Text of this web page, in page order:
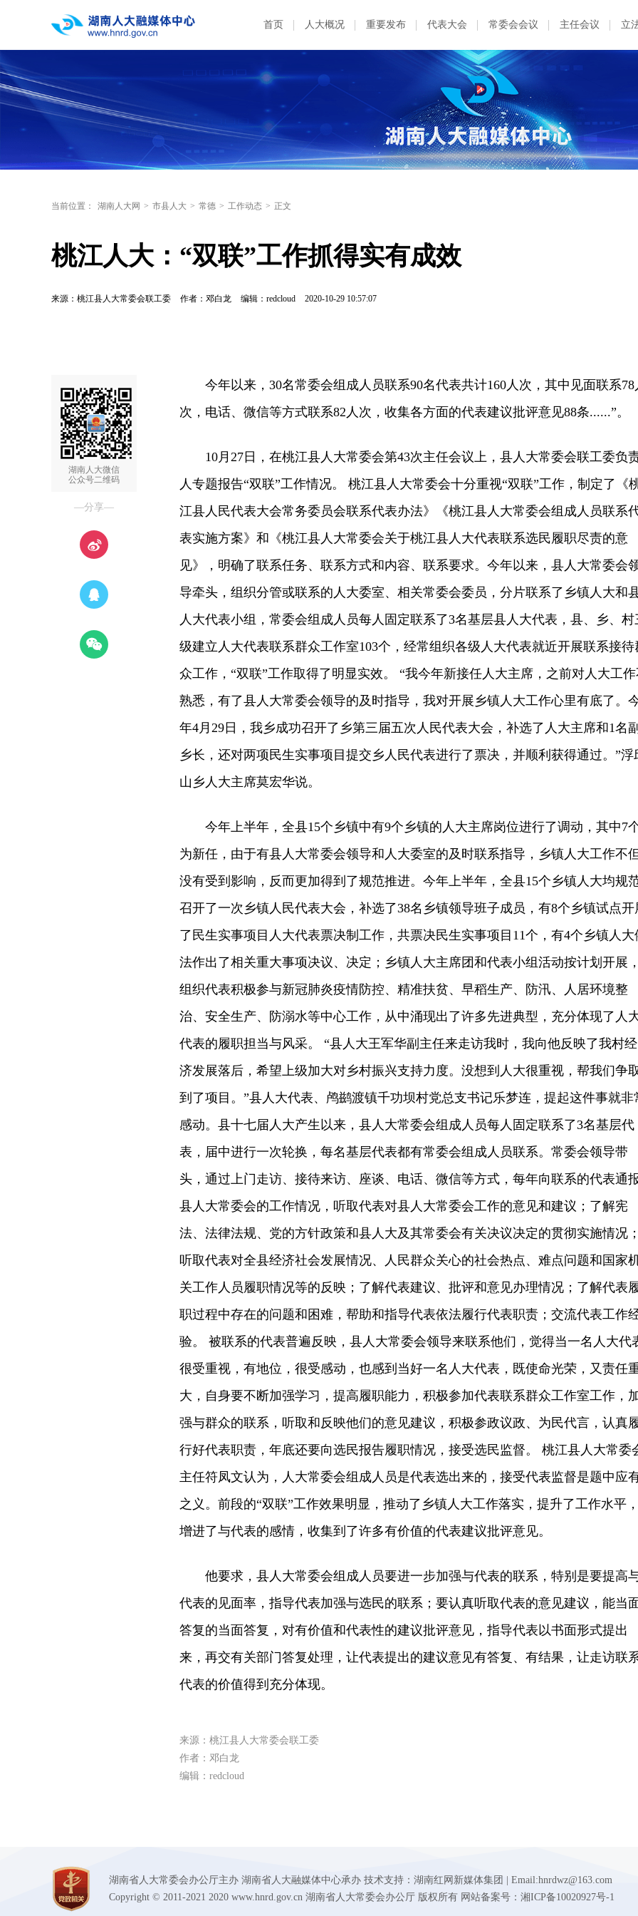
首页 人大概况 重要发布 代表大会 常委会会议 主任会议 立
当前位置： 湖南人大网 > 市县人大 > 常德 > 工作动态 > 正文
桃江人大：“双联”工作抓得实有成效
来源：桃江县人大常委会联工委 作者：邓白龙 编辑：redcloud 2020-10-29 10:57:07
湖南人大微信
公众号二维码
—分享—
今年以来，30名常委会组成人员联系90名代表共计160人次，其中见面联系78
次，电话、微信等方式联系82人次，收集各方面的代表建议批评意见88条......”。
10月27日，在桃江县人大常委会第43次主任会议上，县人大常委会联工委负
人专题报告“双联”工作情况。 桃江县人大常委会十分重视“双联”工作，制定了《
江县人民代表大会常务委员会联系代表办法》《桃江县人大常委会组成人员联系
表实施方案》和《桃江县人大常委会关于桃江县人大代表联系选民履职尽责的意
见》，明确了联系任务、联系方式和内容、联系要求。今年以来，县人大常委会
导牵头，组织分管或联系的人大委室、相关常委会委员，分片联系了乡镇人大和
人大代表小组，常委会组成人员每人固定联系了3名基层县人大代表，县、乡、村
级建立人大代表联系群众工作室103个，经常组织各级人大代表就近开展联系接待
众工作，“双联”工作取得了明显实效。 “我今年新接任人大主席，之前对人大工作
熟悉，有了县人大常委会领导的及时指导，我对开展乡镇人大工作心里有底了。
年4月29日，我乡成功召开了乡第三届五次人民代表大会，补选了人大主席和1名副
乡长，还对两项民生实事项目提交乡人民代表进行了票决，并顺利获得通过。”浮
山乡人大主席莫宏华说。
今年上半年，全县15个乡镇中有9个乡镇的人大主席岗位进行了调动，其中7
为新任，由于有县人大常委会领导和人大委室的及时联系指导，乡镇人大工作不
没有受到影响，反而更加得到了规范推进。今年上半年，全县15个乡镇人大均规
召开了一次乡镇人民代表大会，补选了38名乡镇领导班子成员，有8个乡镇试点开
了民生实事项目人大代表票决制工作，共票决民生实事项目11个，有4个乡镇人大
法作出了相关重大事项决议、决定；乡镇人大主席团和代表小组活动按计划开展，
组织代表积极参与新冠肺炎疫情防控、精准扶贫、早稻生产、防汛、人居环境整
治、安全生产、防溺水等中心工作，从中涌现出了许多先进典型，充分体现了人
代表的履职担当与风采。 “县人大王军华副主任来走访我时，我向他反映了我村经
济发展落后，希望上级加大对乡村振兴支持力度。没想到人大很重视，帮我们争
到了项目。”县人大代表、鸬鹚渡镇千功坝村党总支书记乐梦连，提起这件事就非
感动。县十七届人大产生以来，县人大常委会组成人员每人固定联系了3名基层代
表，届中进行一次轮换，每名基层代表都有常委会组成人员联系。常委会领导带
头，通过上门走访、接待来访、座谈、电话、微信等方式，每年向联系的代表通
县人大常委会的工作情况，听取代表对县人大常委会工作的意见和建议；了解宪
法、法律法规、党的方针政策和县人大及其常委会有关决议决定的贯彻实施情况；
听取代表对全县经济社会发展情况、人民群众关心的社会热点、难点问题和国家
关工作人员履职情况等的反映；了解代表建议、批评和意见办理情况；了解代表
职过程中存在的问题和困难，帮助和指导代表依法履行代表职责；交流代表工作
验。 被联系的代表普遍反映，县人大常委会领导来联系他们，觉得当一名人大代
很受重视，有地位，很受感动，也感到当好一名人大代表，既使命光荣，又责任
大，自身要不断加强学习，提高履职能力，积极参加代表联系群众工作室工作，
强与群众的联系，听取和反映他们的意见建议，积极参政议政、为民代言，认真
行好代表职责，年底还要向选民报告履职情况，接受选民监督。 桃江县人大常委
主任符凤文认为，人大常委会组成人员是代表选出来的，接受代表监督是题中应
之义。前段的“双联”工作效果明显，推动了乡镇人大工作落实，提升了工作水平，
增进了与代表的感情，收集到了许多有价值的代表建议批评意见。
他要求，县人大常委会组成人员要进一步加强与代表的联系，特别是要提高
代表的见面率，指导代表加强与选民的联系；要认真听取代表的意见建议，能当
答复的当面答复，对有价值和代表性的建议批评意见，指导代表以书面形式提出
来，再交有关部门答复处理，让代表提出的建议意见有答复、有结果，让走访联
代表的价值得到充分体现。
来源：桃江县人大常委会联工委
作者：邓白龙
编辑：redcloud
湖南省人大常委会办公厅主办 湖南省人大融媒体中心承办 技术支持：湖南红网新媒体集团 | Email:hnrdwz@163.com
Copyright © 2011-2021 2020 www.hnrd.gov.cn 湖南省人大常委会办公厅 版权所有 网站备案号：湘ICP备10020927号-1